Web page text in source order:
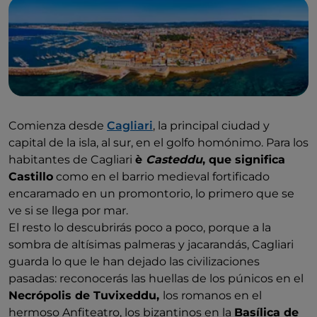
Al final de la Guerra de Sucesión Española, el Reino
de Cerdeña pasó a ser dominio de los Habsburgo de
Austria y luego fue cedido al Duque de Saboya Víctor
Amadeo II. En 1847 se fusionó Cerdeña con la Casa
de Saboya y la extensión del Estatuto Albertino a la
Catorce años más tarde, en 1861, nació el Reino de
Italia a partir del Reino de Cerdeña.
Comienza desde Cagliari, la principal ciudad y
capital de la isla, al sur, en el golfo homónimo. Para los
habitantes de Cagliari è Casteddu, que significa
Castillo como en el barrio medieval fortificado
encaramado en un promontorio, lo primero que se
ve si se llega por mar.
El resto lo descubrirás poco a poco, porque a la
sombra de altísimas palmeras y jacarandás, Cagliari
guarda lo que le han dejado las civilizaciones
pasadas: reconocerás las huellas de los púnicos en el
Necrópolis de Tuvixeddu, los romanos en el
hermoso Anfiteatro, los bizantinos en la Basílica de